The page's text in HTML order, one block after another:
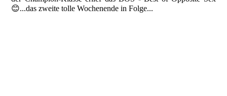
😊...das zweite tolle Wochenende in Folge...